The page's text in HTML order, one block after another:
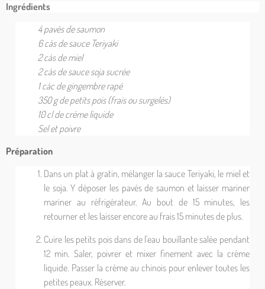
Ingrédients
4 pavés de saumon
6 càs de sauce Teriyaki
2 càs de miel
2 càs de sauce soja sucrée
1 càc de gingembre rapé
350 g de petits pois (frais ou surgelés)
10 cl de crème liquide
Sel et poivre
Préparation
Dans un plat à gratin, mélanger la sauce Teriyaki, le miel et
le soja. Y déposer les pavés de saumon et laisser mariner
mariner au réfrigérateur. Au bout de 15 minutes, les
retourner et les laisser encore au frais 15 minutes de plus.
Cuire les petits pois dans de l'eau bouillante salée pendant
12 min. Saler, poivrer et mixer finement avec la crème
liquide. Passer la crème au chinois pour enlever toutes les
petites peaux. Réserver.